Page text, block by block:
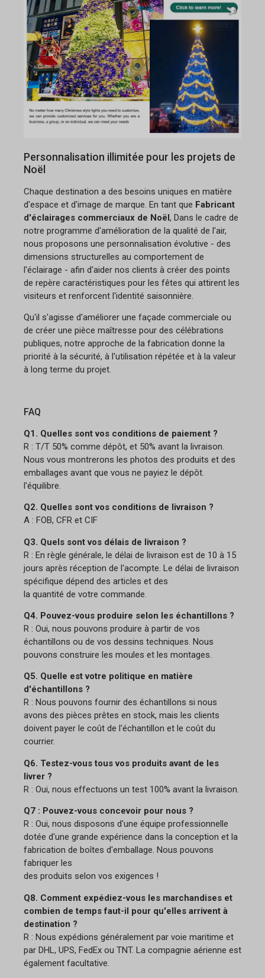
Personnalisation illimitée pour les projets de
Noël
Chaque destination a des besoins uniques en matière
d'espace et d'image de marque. En tant que Fabricant
d'éclairages commerciaux de Noël, Dans le cadre de
notre programme d'amélioration de la qualité de l'air,
nous proposons une personnalisation évolutive - des
dimensions structurelles au comportement de
l'éclairage - afin d'aider nos clients à créer des points
de repère caractéristiques pour les fêtes qui attirent les
visiteurs et renforcent l'identité saisonnière.
Qu'il s'agisse d'améliorer une façade commerciale ou
de créer une pièce maîtresse pour des célébrations
publiques, notre approche de la fabrication donne la
priorité à la sécurité, à l'utilisation répétée et à la valeur
à long terme du projet.
FAQ
Q1. Quelles sont vos conditions de paiement ?
R : T/T 50% comme dépôt, et 50% avant la livraison.
Nous vous montrerons les photos des produits et des
emballages avant que vous ne payiez le dépôt.
l'équilibre.
Q2. Quelles sont vos conditions de livraison ?
A : FOB, CFR et CIF
Q3. Quels sont vos délais de livraison ?
R : En règle générale, le délai de livraison est de 10 à 15
jours après réception de l'acompte. Le délai de livraison
spécifique dépend des articles et des
la quantité de votre commande.
Q4. Pouvez-vous produire selon les échantillons ?
R : Oui, nous pouvons produire à partir de vos
échantillons ou de vos dessins techniques. Nous
pouvons construire les moules et les montages.
Q5. Quelle est votre politique en matière
d'échantillons ?
R : Nous pouvons fournir des échantillons si nous
avons des pièces prêtes en stock, mais les clients
doivent payer le coût de l'échantillon et le coût du
courrier.
Q6. Testez-vous tous vos produits avant de les
livrer ?
R : Oui, nous effectuons un test 100% avant la livraison.
Q7 : Pouvez-vous concevoir pour nous ?
R : Oui, nous disposons d'une équipe professionnelle
dotée d'une grande expérience dans la conception et la
fabrication de boîtes d'emballage. Nous pouvons
fabriquer les
des produits selon vos exigences !
Q8. Comment expédiez-vous les marchandises et
combien de temps faut-il pour qu'elles arrivent à
destination ?
R : Nous expédions généralement par voie maritime et
par DHL, UPS, FedEx ou TNT. La compagnie aérienne est
également facultative.